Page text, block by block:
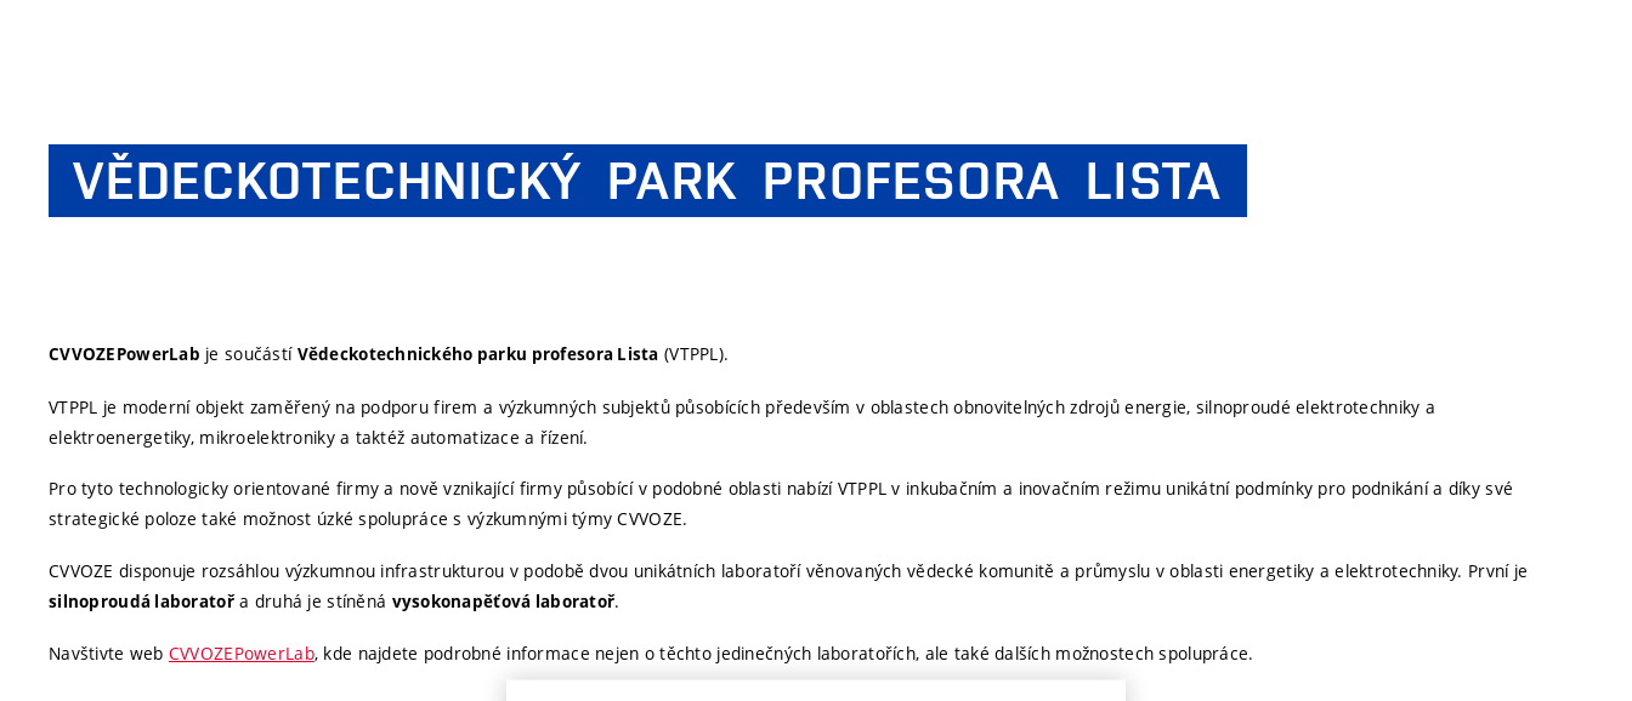
VĚDECKOTECHNICKÝ PARK PROFESORA LISTA
CVVOZEPowerLab je součástí Vědeckotechnického parku profesora Lista (VTPPL).
VTPPL je moderní objekt zaměřený na podporu firem a výzkumných subjektů působících především v oblastech obnovitelných zdrojů energie, silnoproudé elektrotechniky a
elektroenergetiky, mikroelektroniky a taktéž automatizace a řízení.
Pro tyto technologicky orientované firmy a nově vznikající firmy působící v podobné oblasti nabízí VTPPL v inkubačním a inovačním režimu unikátní podmínky pro podnikání a díky své
strategické poloze také možnost úzké spolupráce s výzkumnými týmy CVVOZE.
CVVOZE disponuje rozsáhlou výzkumnou infrastrukturou v podobě dvou unikátních laboratoří věnovaných vědecké komunitě a průmyslu v oblasti energetiky a elektrotechniky. První je
silnoproudá laboratořa druhá je stíněná vysokonapěťová laboratoř.
Navštivte web CVVOZEPowerLab, kde najdete podrobné informace nejen o těchto jedinečných laboratořích, ale také dalších možnostech spolupráce.